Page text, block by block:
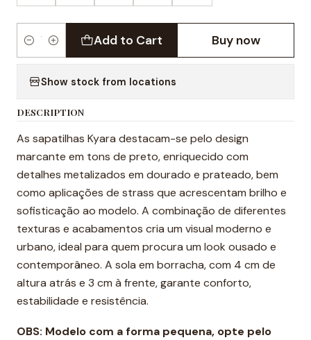
Quantity
Add to Cart Buy now
Show stock from locations
DESCRIPTION
As sapatilhas Kyara destacam-se pelo design
marcante em tons de preto, enriquecido com
detalhes metalizados em dourado e prateado, bem
como aplicações de strass que acrescentam brilho e
sofisticação ao modelo. A combinação de diferentes
texturas e acabamentos cria um visual moderno e
urbano, ideal para quem procura um look ousado e
contemporâneo. A sola em borracha, com 4 cm de
altura atrás e 3 cm à frente, garante conforto,
estabilidade e resistência.
OBS: Modelo com a forma pequena, opte pelo